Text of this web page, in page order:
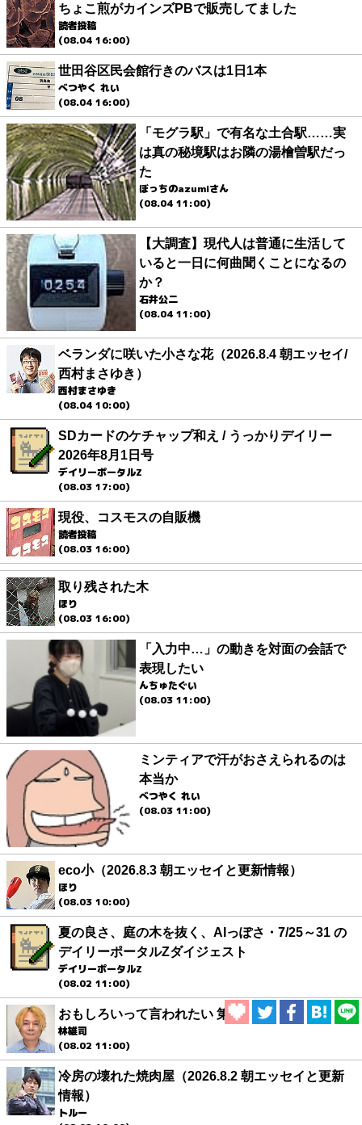
ちょこ煎がカインズPBで販売してました
読者投稿
(08.04 16:00)
世田谷区民会館行きのバスは1日1本
べつやく れい
(08.04 16:00)
「モグラ駅」で有名な土合駅……実
は真の秘境駅はお隣の湯檜曽駅だっ
た
ぼっちのazumiさん
(08.04 11:00)
【大調査】現代人は普通に生活して
いると一日に何曲聞くことになるの
か？
石井公二
(08.04 11:00)
ベランダに咲いた小さな花（2026.8.4 朝エッセイ/
西村まさゆき）
西村まさゆき
(08.04 10:00)
SDカードのケチャップ和え / うっかりデイリー
2026年8月1日号
デイリーポータルZ
(08.03 17:00)
現役、コスモスの自販機
読者投稿
(08.03 16:00)
取り残された木
ほり
(08.03 16:00)
「入力中…」の動きを対面の会話で
表現したい
んちゅたぐい
(08.03 11:00)
ミンティアで汗がおさえられるのは
本当か
べつやく れい
(08.03 11:00)
eco小（2026.8.3 朝エッセイと更新情報）
ほり
(08.03 10:00)
夏の良さ、庭の木を抜く、AIっぽさ・7/25～31 の
デイリーポータルZダイジェスト
デイリーポータルZ
(08.02 11:00)
おもしろいって言われたい 第1回
林雄司
(08.02 11:00)
冷房の壊れた焼肉屋（2026.8.2 朝エッセイと更新
情報）
トルー